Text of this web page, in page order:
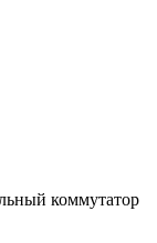
коммутатор